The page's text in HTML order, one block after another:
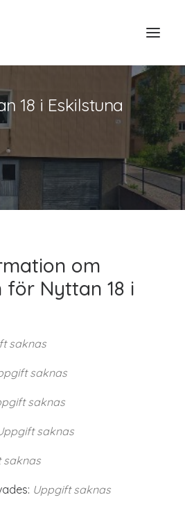
18 i Eskilstuna
om
Nyttan 18 i
saknas
saknas
saknas
saknas
saknas
Uppgift saknas